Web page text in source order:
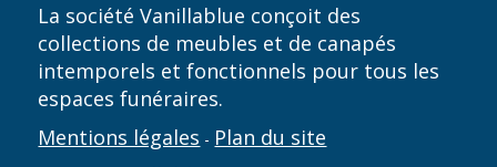
La société Vanillablue conçoit des
collections de meubles et de canapés
intemporels et fonctionnels pour tous les
espaces funéraires.
Mentions légales - Plan du site